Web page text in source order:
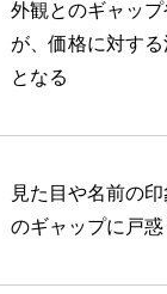
外観とのギャッ
が、価格に対す
となる
見た目や名前の
のギャップに戸